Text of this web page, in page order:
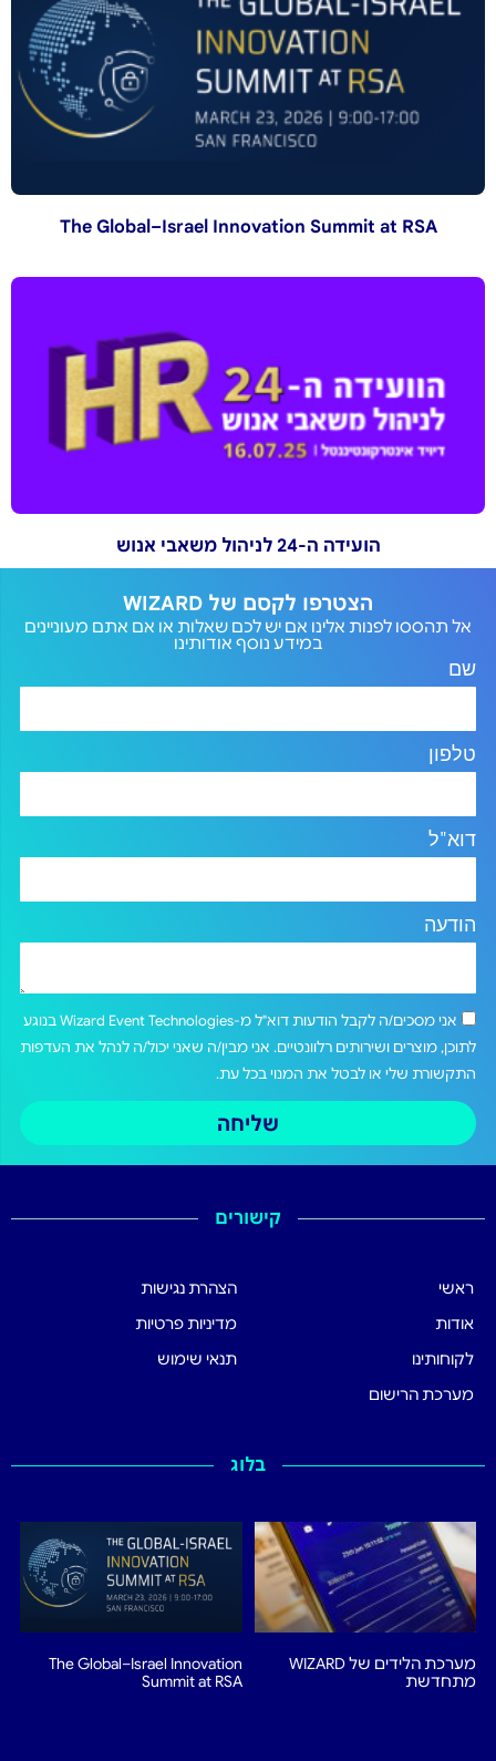
The Global–Israel Innovation Summit at RSA
הועידה ה-24 לניהול משאבי אנוש
הצטרפו לקסם של WIZARD
אל תהססו לפנות אלינו אם יש לכם שאלות או אם אתם מעוניינים
במידע נוסף אודותינו
שם
טלפון
דוא"ל
הודעה
אני מסכים/ה לקבל הודעות דוא"ל מ-Wizard Event Technologies בנוגע
לתוכן, מוצרים ושירותים רלוונטיים. אני מבין/ה שאני יכול/ה לנהל את העדפות
התקשורת שלי או לבטל את המנוי בכל עת.
שליחה
קישורים
ראשי
אודות
לקוחותינו
מערכת הרישום
הצהרת נגישות
מדיניות פרטיות
תנאי שימוש
בלוג
מערכת הלידים של WIZARD
מתחדשת
The Global–Israel Innovation
Summit at RSA